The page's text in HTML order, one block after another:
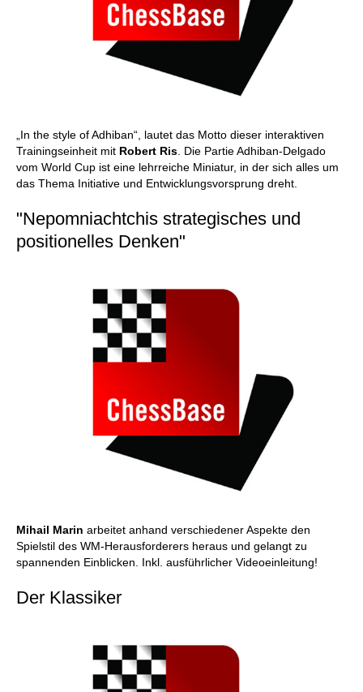
„In the style of Adhiban“, lautet das Motto dieser interaktiven
Trainingseinheit mit Robert Ris . Die Partie Adhiban-Delgado
vom World Cup ist eine lehrreiche Miniatur, in der sich alles um
das Thema Initiative und Entwicklungsvorsprung dreht.
"Nepomniachtchis strategisches und
positionelles Denken"
Mihail Marin arbeitet anhand verschiedener Aspekte den
Spielstil des WM-Herausforderers heraus und gelangt zu
spannenden Einblicken. Inkl. ausführlicher Videoeinleitung!
Der Klassiker